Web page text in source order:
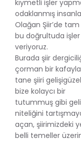
kıymetli işler
odaklanmış
Olağan Şiir’de
bu doğrultuda
veriyoruz.
Burada şiir
çorman bir
tane şiiri
bize kolaycı bir
tutummuş gibi
niteliğini
açan, şiirimizdeki
belli temeller